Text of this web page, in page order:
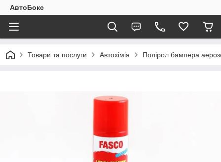
АвтоБокс
Товари та послуги Автохімія Полірол бампера